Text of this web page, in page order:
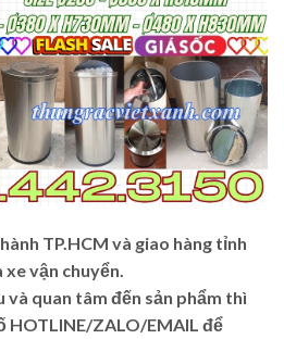
TP.HCM và giao hàng tỉnh
vận chuyển.
và quan tâm đến sản phẩm thì
HOTLINE/ZALO/EMAIL để